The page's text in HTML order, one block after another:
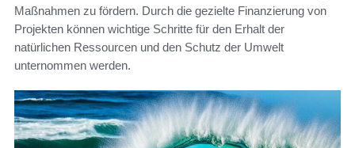
Maßnahmen zu fördern. Durch die gezielte Finanzierung von
Projekten können wichtige Schritte für den Erhalt der
natürlichen Ressourcen und den Schutz der Umwelt
unternommen werden.